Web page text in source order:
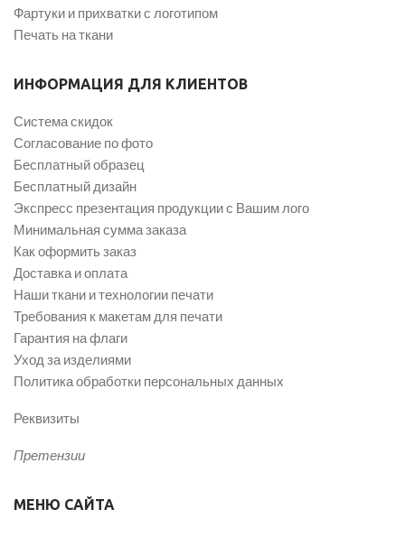
Фартуки и прихватки с логотипом
Печать на ткани
ИНФОРМАЦИЯ ДЛЯ КЛИЕНТОВ
Система скидок
Согласование по фото
Бесплатный образец
Бесплатный дизайн
Экспресс презентация продукции с Вашим лого
Минимальная сумма заказа
Как оформить заказ
Доставка и оплата
Наши ткани и технологии печати
Требования к макетам для печати
Гарантия на флаги
Уход за изделиями
Политика обработки персональных данных
Реквизиты
Претензии
МЕНЮ САЙТА